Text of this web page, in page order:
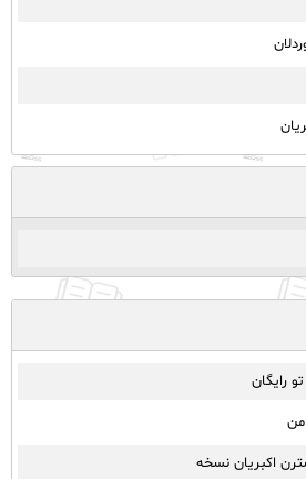
رایگان
من
اکبریان نسخه